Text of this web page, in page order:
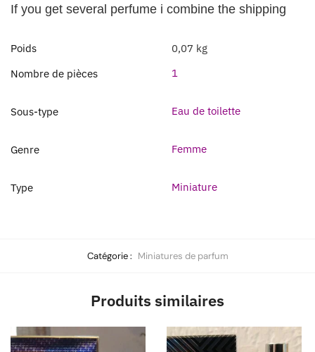
If you get several perfume i combine the shipping
Poids
0,07 kg
Nombre de pièces
1
Sous-type Eau de toilette
Genre Femme
Type Miniature
Catégorie : Miniatures de parfum
Produits similaires